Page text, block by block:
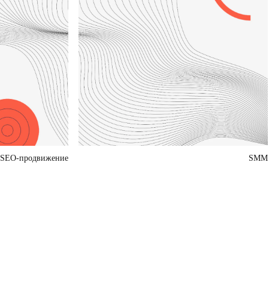
SEO-продвижение SMM